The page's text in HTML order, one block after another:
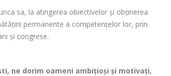
sa, la atingerea obiectivelor și obținerea
permanente a competențelor lor, prin
și congrese.
ne dorim oameni ambițioși și motivați,